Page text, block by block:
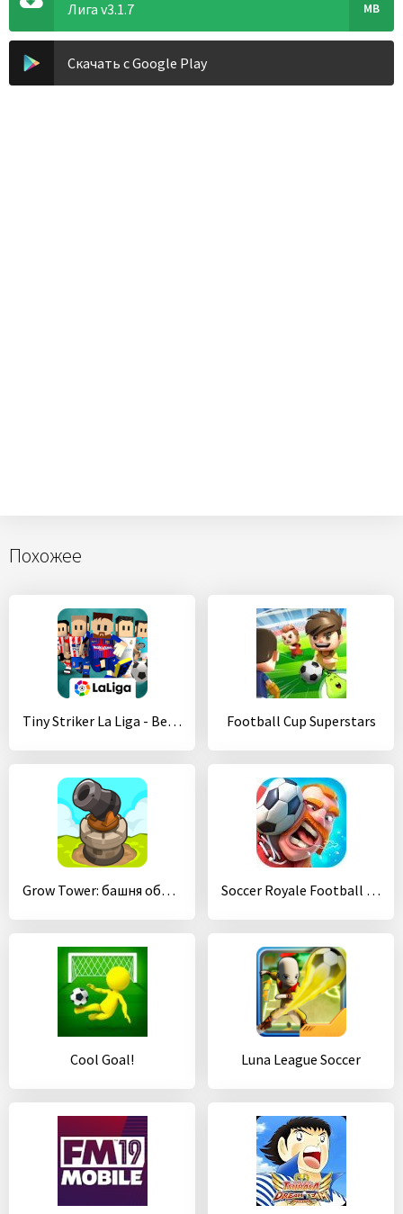
Лига v3.1.7 MB
Скачать с Google Play
Похожее
Tiny Striker La Liga - Best Penalty Shootout Game Football Cup Superstars
Grow Tower: башня обороны TD Soccer Royale Football Stars
Cool Goal! Luna League Soccer